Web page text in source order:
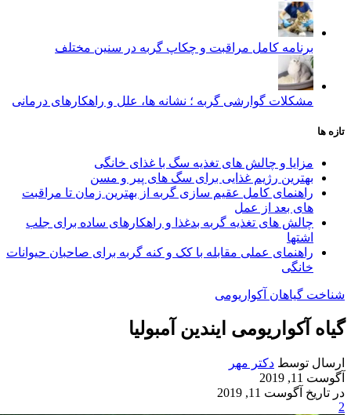
برنامه کامل مراقبت و چکاپ گربه در سنین مختلف
مشکلات گوارشی گربه ؛ نشانه‌ ها، علل و راهکارهای درمانی
تازه ها
مزایا و چالش‌ های تغذیه سگ با غذای خانگی
بهترین رژیم غذایی برای سگ‌ های پیر و مسن
راهنمای کامل عقیم سازی گربه از بهترین زمان تا مراقبت‌
های بعد از عمل
چالش‌ های تغذیه گربه بدغذا و راهکارهای ساده برای جلب
اشتها
راهنمای عملی مقابله با کک و کنه گربه برای صاحبان حیوانات
خانگی
شناخت گیاهان آکواریومی
گیاه آکواریومی ایندین آمبولیا
ارسال توسط دکتر مهر
آگوست 11, 2019
در تاریخ آگوست 11, 2019
2